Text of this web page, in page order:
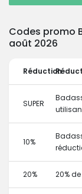
Codes promo
août 2026
Réduction
SUPER
10%
20% 20%